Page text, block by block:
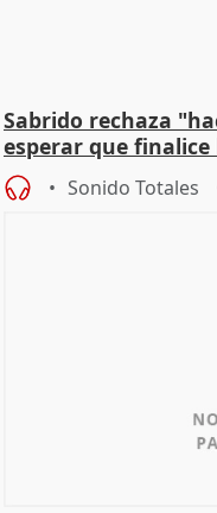
Sabrido rechaza
esperar que
Sonido Totales